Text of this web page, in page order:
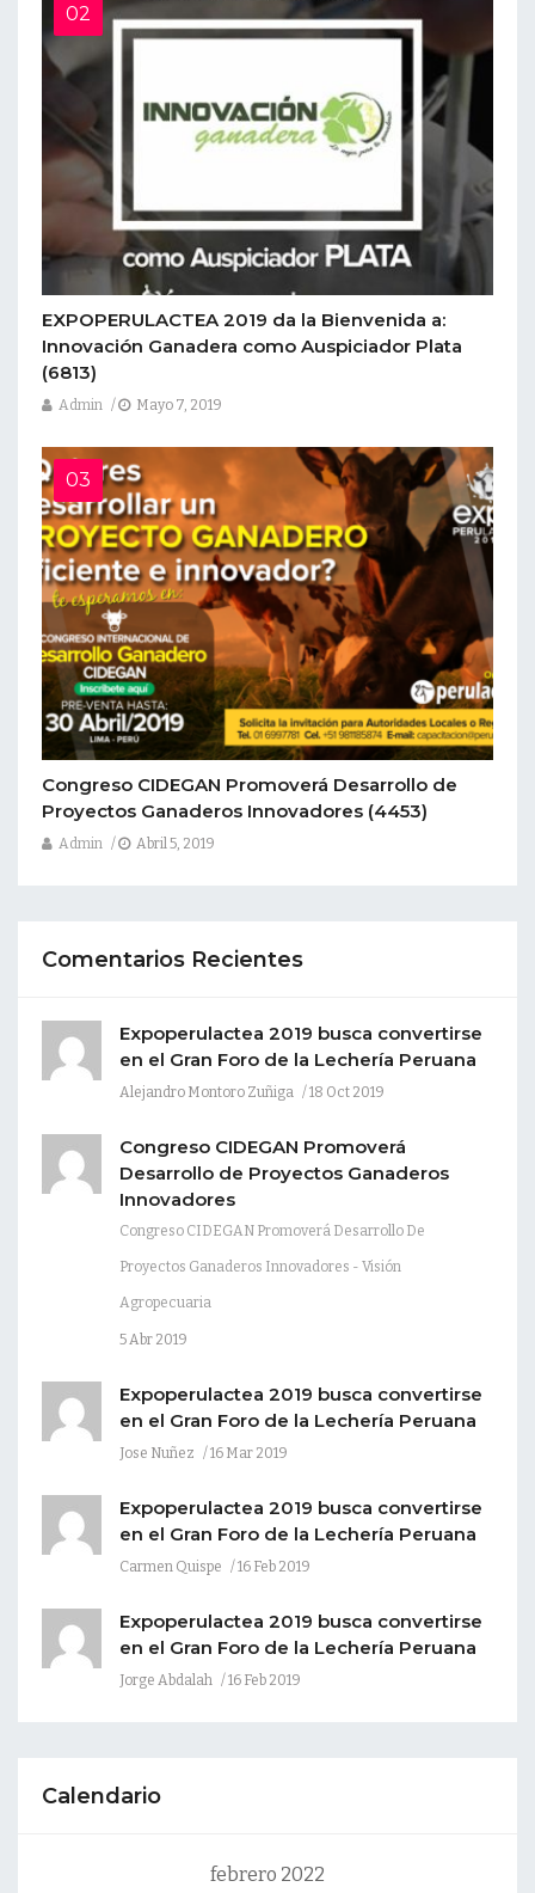
EXPOPERULACTEA 2019 da la Bienvenida a:
Innovación Ganadera como Auspiciador Plata
(6813)
Admin Mayo 7, 2019
Congreso CIDEGAN Promoverá Desarrollo de
Proyectos Ganaderos Innovadores (4453)
Admin Abril 5, 2019
Comentarios Recientes
Expoperulactea 2019 busca convertirse
en el Gran Foro de la Lechería Peruana
Alejandro Montoro Zuñiga 18 Oct 2019
Congreso CIDEGAN Promoverá
Desarrollo de Proyectos Ganaderos
Innovadores
Congreso CIDEGAN Promoverá Desarrollo De
Proyectos Ganaderos Innovadores - Visión
Agropecuaria
5 Abr 2019
Expoperulactea 2019 busca convertirse
en el Gran Foro de la Lechería Peruana
Jose Nuñez 16 Mar 2019
Expoperulactea 2019 busca convertirse
en el Gran Foro de la Lechería Peruana
Carmen Quispe 16 Feb 2019
Expoperulactea 2019 busca convertirse
en el Gran Foro de la Lechería Peruana
Jorge Abdalah 16 Feb 2019
Calendario
febrero 2022